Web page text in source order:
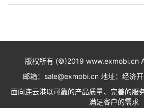
版权所有 (©)2019 www.exmobi.cn
邮箱：sale@exmobi.cn 地址：经济
面向连云港以可靠的产品质量、完善的服
满足客户的需求